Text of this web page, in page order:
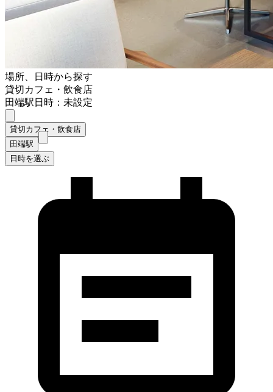
場所、日時から探す
貸切カフェ・飲食店
田端駅日時：未設定
貸切カフェ・飲食店
田端駅
日時を選ぶ